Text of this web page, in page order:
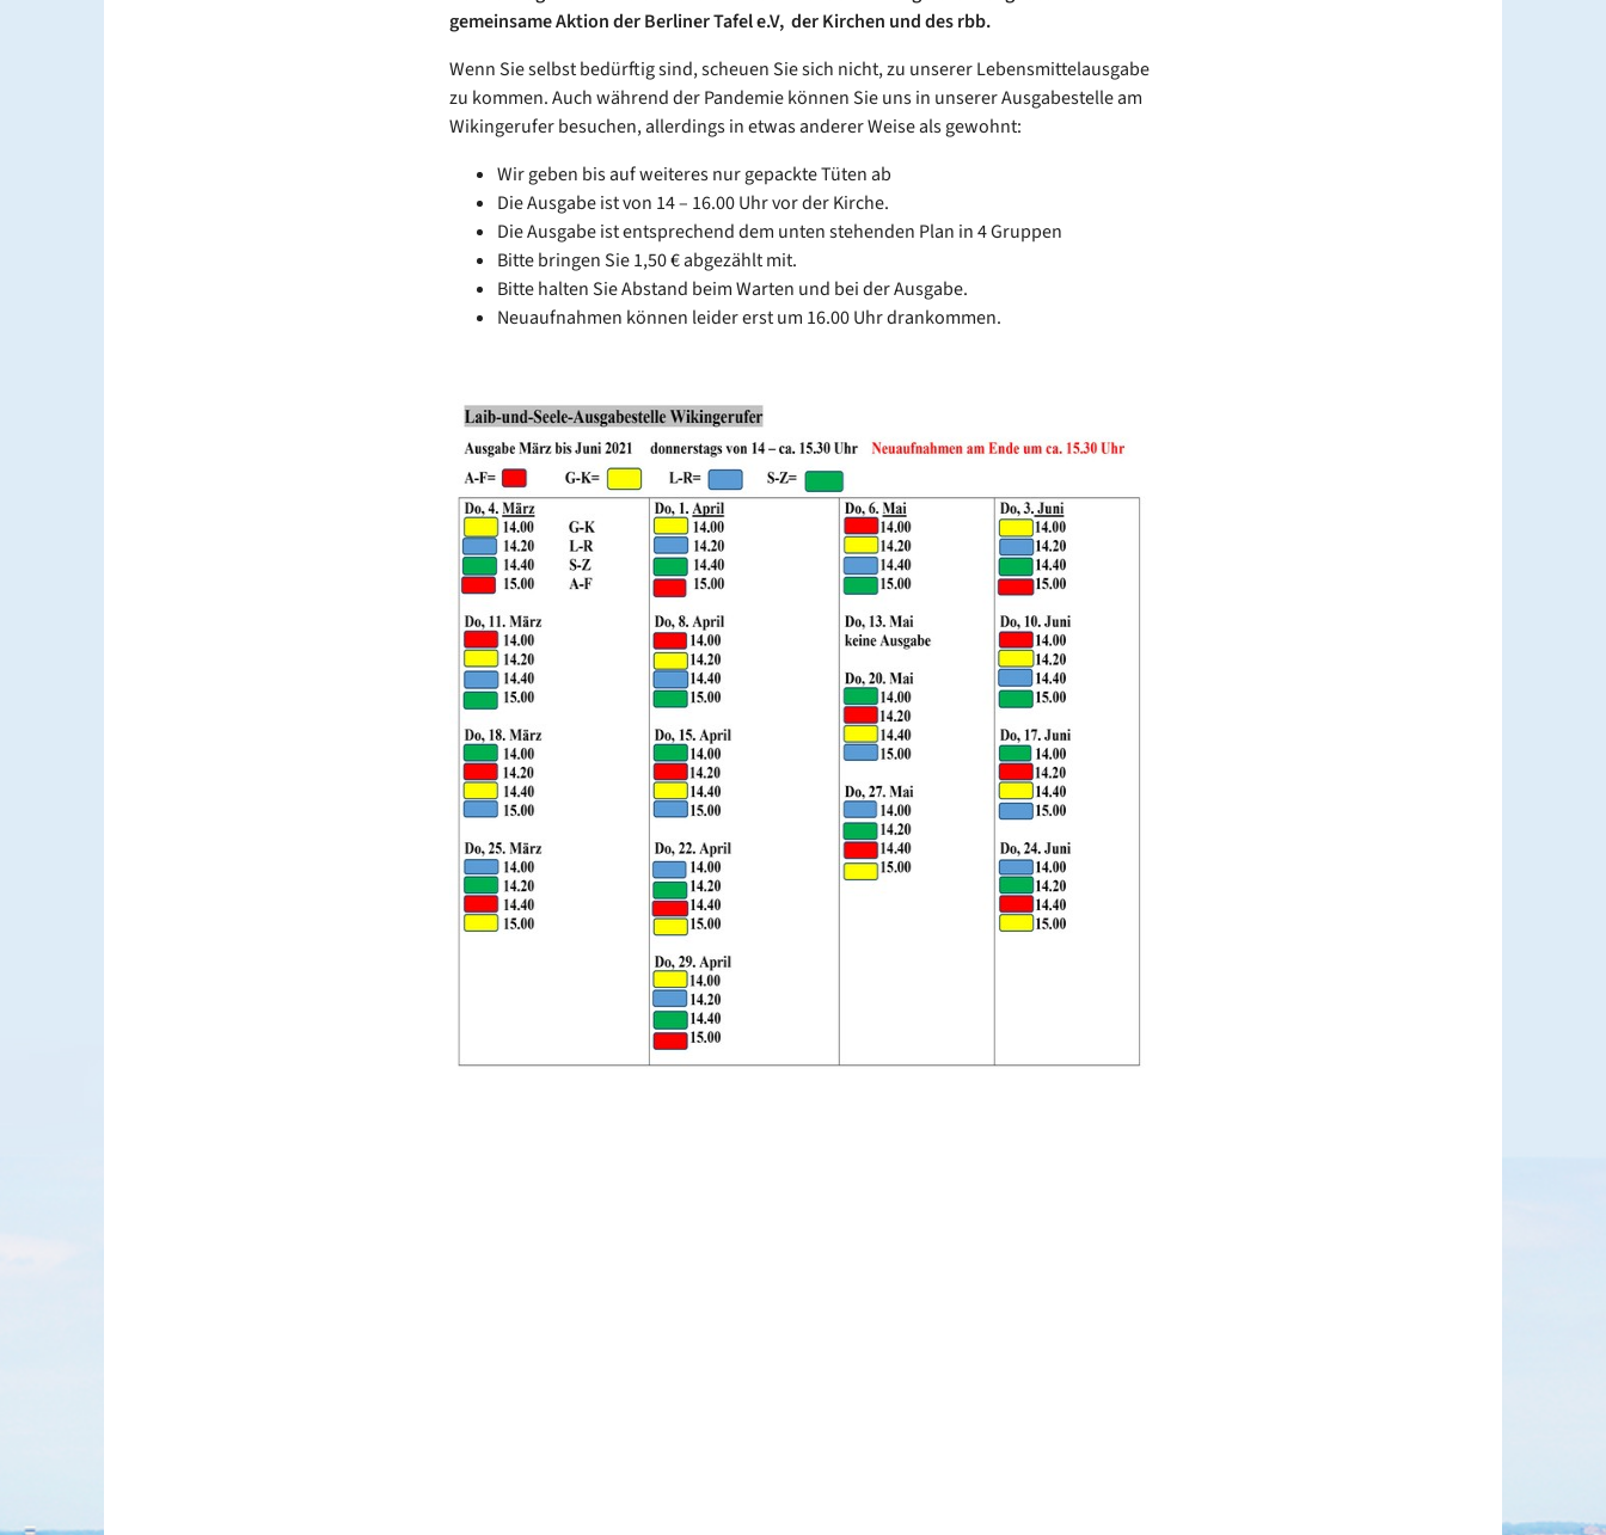
gemeinsame Aktion der Berliner Tafel e.V, der Kirchen und des rbb.
Wenn Sie selbst bedürftig sind, scheuen Sie sich nicht, zu unserer Lebensmittelausgabe
zu kommen. Auch während der Pandemie können Sie uns in unserer Ausgabestelle am
Wikingerufer besuchen, allerdings in etwas anderer Weise als gewohnt:
Wir geben bis auf weiteres nur gepackte Tüten ab
Die Ausgabe ist von 14 – 16.00 Uhr vor der Kirche.
Die Ausgabe ist entsprechend dem unten stehenden Plan in 4 Gruppen
Bitte bringen Sie 1,50 € abgezählt mit.
Bitte halten Sie Abstand beim Warten und bei der Ausgabe.
Neuaufnahmen können leider erst um 16.00 Uhr drankommen.